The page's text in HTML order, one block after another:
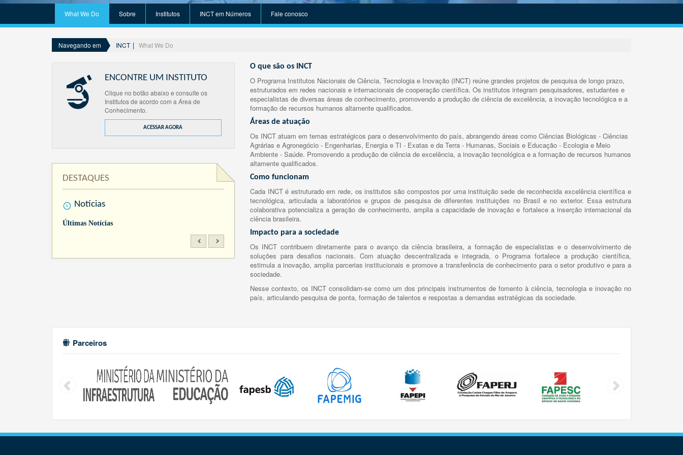
What We Do Sobre Institutos INCT em Números Fale conosco
Navegando em INCT What We Do
ENCONTRE UM INSTITUTO
Clique no botão abaixo e consulte os
Institutos de acordo com a Área de
Conhecimento.
ACESSAR AGORA
DESTAQUES
Notícias
Últimas Notícias
O que são os INCT
O Programa Institutos Nacionais de Ciência, Tecnologia e Inovação (INCT) reúne grandes projetos de pesquisa de longo prazo,
estruturados em redes nacionais e internacionais de cooperação científica. Os institutos integram pesquisadores, estudantes e
especialistas de diversas áreas de conhecimento, promovendo a produção de ciência de excelência, a inovação tecnológica e a
formação de recursos humanos altamente qualificados.
Áreas de atuação
Os INCT atuam em temas estratégicos para o desenvolvimento do país, abrangendo áreas como Ciências Biológicas - Ciências
Agrárias e Agronegócio - Engenharias, Energia e TI - Exatas e da Terra - Humanas, Sociais e Educação - Ecologia e Meio
Ambiente - Saúde. Promovendo a produção de ciência de excelência, a inovação tecnológica e a formação de recursos humanos
altamente qualificados.
Como funcionam
Cada INCT é estruturado em rede, os institutos são compostos por uma instituição sede de reconhecida excelência científica e
tecnológica, articulada a laboratórios e grupos de pesquisa de diferentes instituições no Brasil e no exterior. Essa estrutura
colaborativa potencializa a geração de conhecimento, amplia a capacidade de inovação e fortalece a inserção internacional da
ciência brasileira.
Impacto para a sociedade
Os INCT contribuem diretamente para o avanço da ciência brasileira, a formação de especialistas e o desenvolvimento de
soluções para desafios nacionais. Com atuação descentralizada e integrada, o Programa fortalece a produção científica,
estimula a inovação, amplia parcerias institucionais e promove a transferência de conhecimento para o setor produtivo e para a
sociedade.
Nesse contexto, os INCT consolidam-se como um dos principais instrumentos de fomento à ciência, tecnologia e inovação no
país, articulando pesquisa de ponta, formação de talentos e respostas a demandas estratégicas da sociedade.
Parceiros